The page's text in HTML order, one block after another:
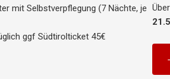
mit Selbstverpflegung (7 Nächte, je
ggf Südtirolticket 45€